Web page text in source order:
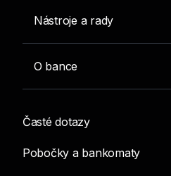
Nástroje a rady
O bance
Časté dotazy
Pobočky a bankomaty